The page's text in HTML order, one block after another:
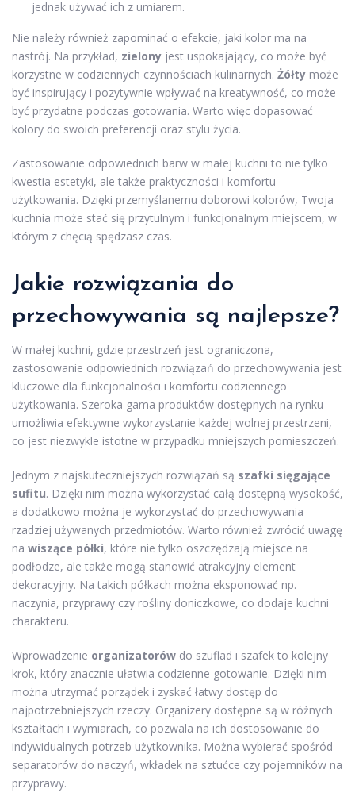
jednak używać ich z umiarem.
Nie należy również zapominać o efekcie, jaki kolor ma na
nastrój. Na przykład, zielony jest uspokajający, co może być
korzystne w codziennych czynnościach kulinarnych. Żółty może
być inspirujący i pozytywnie wpływać na kreatywność, co może
być przydatne podczas gotowania. Warto więc dopasować
kolory do swoich preferencji oraz stylu życia.
Zastosowanie odpowiednich barw w małej kuchni to nie tylko
kwestia estetyki, ale także praktyczności i komfortu
użytkowania. Dzięki przemyślanemu doborowi kolorów, Twoja
kuchnia może stać się przytulnym i funkcjonalnym miejscem, w
którym z chęcią spędzasz czas.
Jakie rozwiązania do
przechowywania są najlepsze?
W małej kuchni, gdzie przestrzeń jest ograniczona,
zastosowanie odpowiednich rozwiązań do przechowywania jest
kluczowe dla funkcjonalności i komfortu codziennego
użytkowania. Szeroka gama produktów dostępnych na rynku
umożliwia efektywne wykorzystanie każdej wolnej przestrzeni,
co jest niezwykle istotne w przypadku mniejszych pomieszczeń.
Jednym z najskuteczniejszych rozwiązań są szafki sięgające
sufitu. Dzięki nim można wykorzystać całą dostępną wysokość,
a dodatkowo można je wykorzystać do przechowywania
rzadziej używanych przedmiotów. Warto również zwrócić uwagę
na wiszące półki, które nie tylko oszczędzają miejsce na
podłodze, ale także mogą stanowić atrakcyjny element
dekoracyjny. Na takich półkach można eksponować np.
naczynia, przyprawy czy rośliny doniczkowe, co dodaje kuchni
charakteru.
Wprowadzenie organizatorów do szuflad i szafek to kolejny
krok, który znacznie ułatwia codzienne gotowanie. Dzięki nim
można utrzymać porządek i zyskać łatwy dostęp do
najpotrzebniejszych rzeczy. Organizery dostępne są w różnych
kształtach i wymiarach, co pozwala na ich dostosowanie do
indywidualnych potrzeb użytkownika. Można wybierać spośród
separatorów do naczyń, wkładek na sztućce czy pojemników na
przyprawy.